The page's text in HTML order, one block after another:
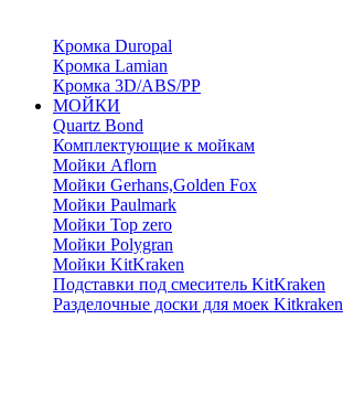
Кромка Duropal
Кромка Lamian
Кромка 3D/ABS/PP
МОЙКИ
Quartz Bond
Комплектующие к мойкам
Мойки Aflorn
Мойки Gerhans,Golden Fox
Мойки Paulmark
Мойки Top zero
Мойки Polygran
Мойки KitKraken
Подставки под смеситель KitKraken
Разделочные доски для моек Kitkraken